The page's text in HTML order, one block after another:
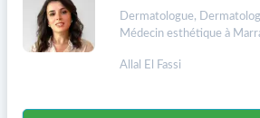
Dermatologue,
Médecin esthétique à
Allal El Fassi